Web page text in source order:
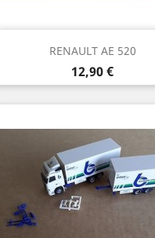
RENAULT AE 520
Prix
12,90 €